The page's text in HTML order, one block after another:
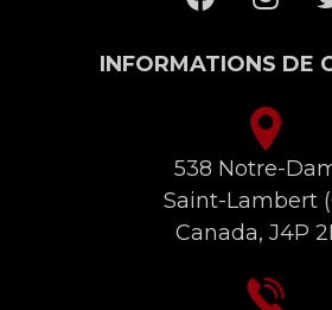
INFORMATIONS DE
538 Notre-
Saint-Lambert
Canada, J4P